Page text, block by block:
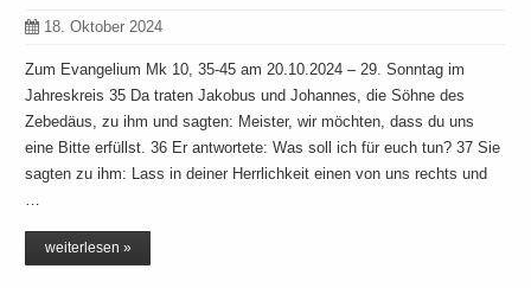
18. Oktober 2024
Zum Evangelium Mk 10, 35-45 am 20.10.2024 – 29. Sonntag im
Jahreskreis 35 Da traten Jakobus und Johannes, die Söhne des
Zebedäus, zu ihm und sagten: Meister, wir möchten, dass du uns
eine Bitte erfüllst. 36 Er antwortete: Was soll ich für euch tun? 37 Sie
sagten zu ihm: Lass in deiner Herrlichkeit einen von uns rechts und
…
weiterlesen »